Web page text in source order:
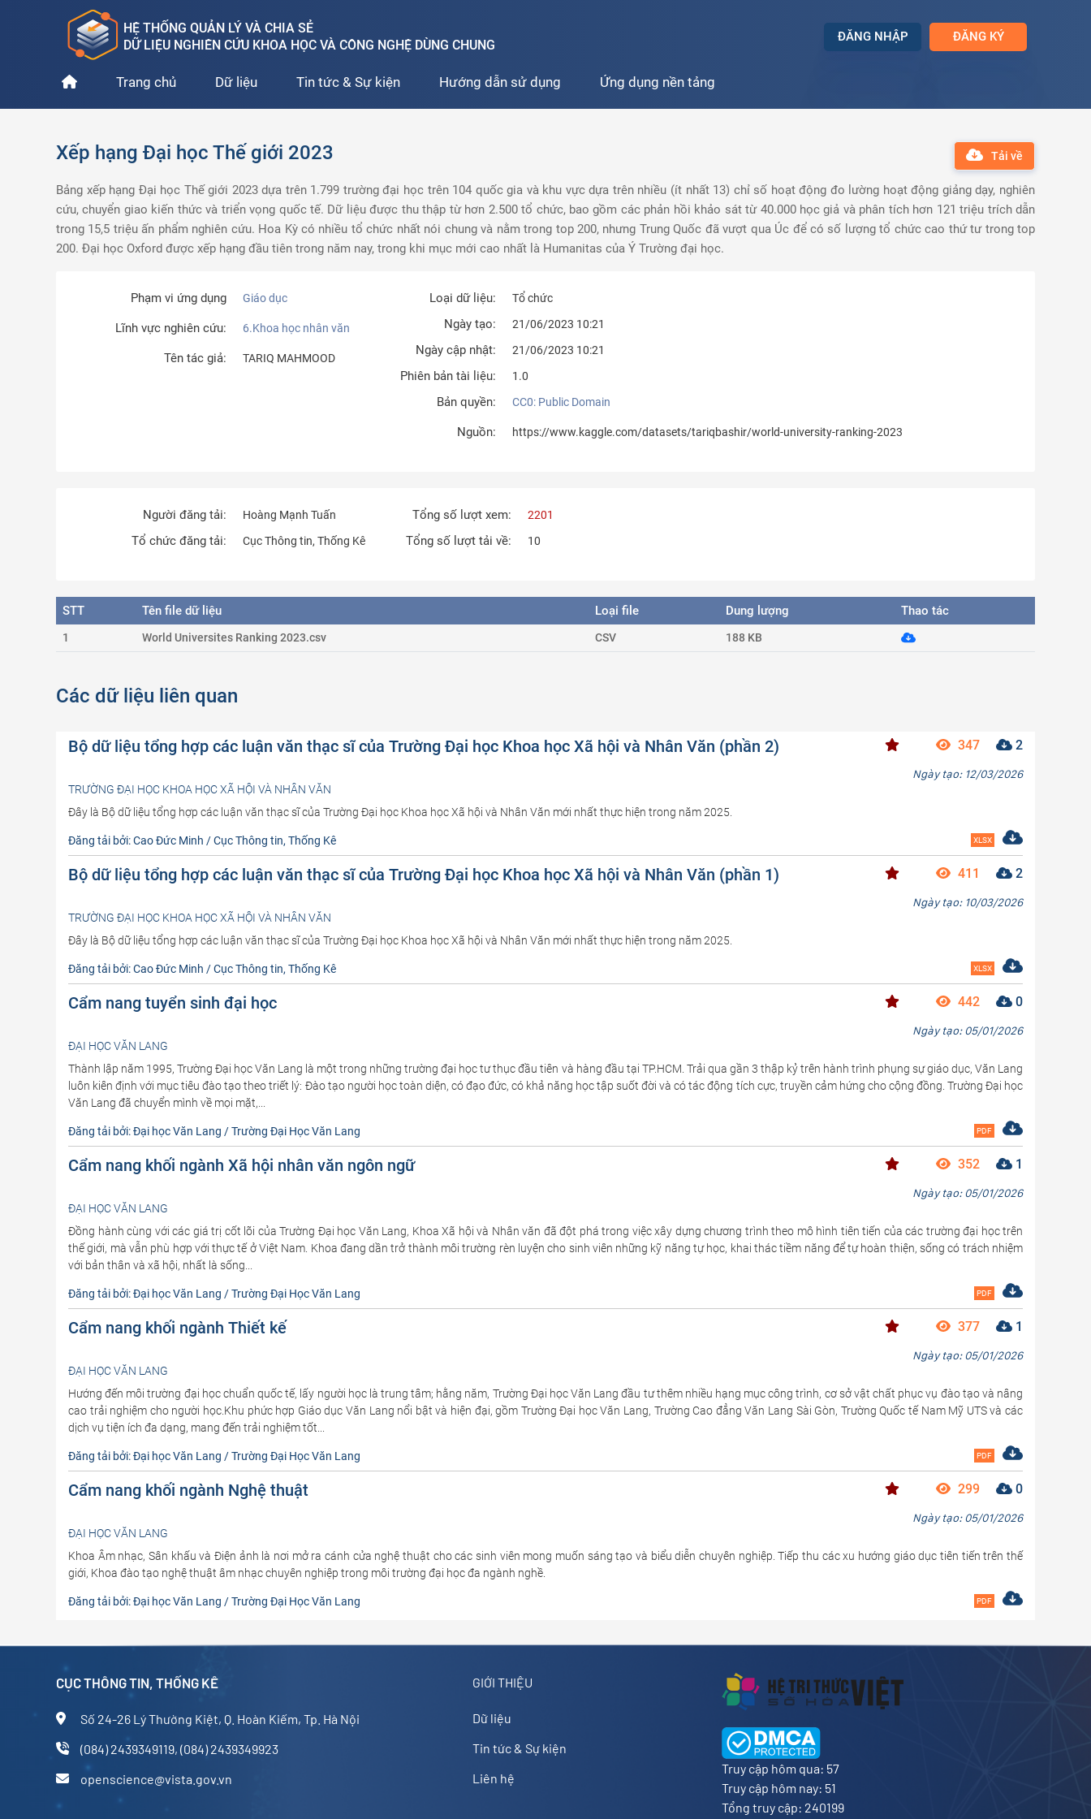
HỆ THỐNG QUẢN LÝ VÀ CHIA SẺ
DỮ LIỆU NGHIÊN CỨU KHOA HỌC VÀ CÔNG NGHỆ DÙNG CHUNG
ĐĂNG NHẬP ĐĂNG KÝ
Trang chủ Dữ liệu Tin tức & Sự kiện Hướng dẫn sử dụng Ứng dụng nền tảng
Xếp hạng Đại học Thế giới 2023 Tải về
Bảng xếp hạng Đại học Thế giới 2023 dựa trên 1.799 trường đại học trên 104 quốc gia và khu vực dựa trên nhiều (ít nhất 13) chỉ số hoạt động đo lường hoạt động giảng dạy, nghiên
cứu, chuyển giao kiến ​​thức và triển vọng quốc tế. Dữ liệu được thu thập từ hơn 2.500 tổ chức, bao gồm các phản hồi khảo sát từ 40.000 học giả và phân tích hơn 121 triệu trích dẫn
trong 15,5 triệu ấn phẩm nghiên cứu. Hoa Kỳ có nhiều tổ chức nhất nói chung và nằm trong top 200, nhưng Trung Quốc đã vượt qua Úc để có số lượng tổ chức cao thứ tư trong top
200. Đại học Oxford được xếp hạng đầu tiên trong năm nay, trong khi mục mới cao nhất là Humanitas của Ý Trường đại học.
Phạm vi ứng dụng Giáo dục
Lĩnh vực nghiên cứu: 6.Khoa học nhân văn
Tên tác giả: TARIQ MAHMOOD
Loại dữ liệu: Tổ chức
Ngày tạo: 21/06/2023 10:21
Ngày cập nhật: 21/06/2023 10:21
Phiên bản tài liệu: 1.0
Bản quyền: CC0: Public Domain
Nguồn: https://www.kaggle.com/datasets/tariqbashir/world-university-ranking-2023
Người đăng tải: Hoàng Mạnh Tuấn
Tổ chức đăng tải: Cục Thông tin, Thống Kê
Tổng số lượt xem: 2201
Tổng số lượt tải về: 10
STT Tên file dữ liệu Loại file Dung lượng Thao tác
1 World Universites Ranking 2023.csv CSV 188 KB
Các dữ liệu liên quan
Bộ dữ liệu tổng hợp các luận văn thạc sĩ của Trường Đại học Khoa học Xã hội và Nhân Văn (phần 2)
TRƯỜNG ĐẠI HỌC KHOA HỌC XÃ HỘI VÀ NHÂN VĂN
347 2
Ngày tạo: 12/03/2026
Đây là Bộ dữ liệu tổng hợp các luận văn thạc sĩ của Trường Đại học Khoa học Xã hội và Nhân Văn mới nhất thực hiện trong năm 2025.
Đăng tải bởi: Cao Đức Minh / Cục Thông tin, Thống Kê XLSX
Bộ dữ liệu tổng hợp các luận văn thạc sĩ của Trường Đại học Khoa học Xã hội và Nhân Văn (phần 1)
TRƯỜNG ĐẠI HỌC KHOA HỌC XÃ HỘI VÀ NHÂN VĂN
411 2
Ngày tạo: 10/03/2026
Đây là Bộ dữ liệu tổng hợp các luận văn thạc sĩ của Trường Đại học Khoa học Xã hội và Nhân Văn mới nhất thực hiện trong năm 2025.
Đăng tải bởi: Cao Đức Minh / Cục Thông tin, Thống Kê XLSX
Cẩm nang tuyển sinh đại học
ĐẠI HỌC VĂN LANG
442 0
Ngày tạo: 05/01/2026
Thành lập năm 1995, Trường Đại học Văn Lang là một trong những trường đại học tư thục đầu tiên và hàng đầu tại TP.HCM. Trải qua gần 3 thập kỷ trên hành trình phụng sự giáo dục, Văn Lang
luôn kiên định với mục tiêu đào tạo theo triết lý: Đào tạo người học toàn diện, có đạo đức, có khả năng học tập suốt đời và có tác động tích cực, truyền cảm hứng cho cộng đồng. Trường Đại học
Văn Lang đã chuyển mình về mọi mặt,...
Đăng tải bởi: Đại học Văn Lang / Trường Đại Học Văn Lang PDF
Cẩm nang khối ngành Xã hội nhân văn ngôn ngữ
ĐẠI HỌC VĂN LANG
352 1
Ngày tạo: 05/01/2026
Đồng hành cùng với các giá trị cốt lõi của Trường Đại học Văn Lang, Khoa Xã hội và Nhân văn đã đột phá trong việc xây dựng chương trình theo mô hình tiên tiến của các trường đại học trên
thế giới, mà vẫn phù hợp với thực tế ở Việt Nam. Khoa đang dần trở thành môi trường rèn luyện cho sinh viên những kỹ năng tự học, khai thác tiềm năng để tự hoàn thiện, sống có trách nhiệm
với bản thân và xã hội, nhất là sống...
Đăng tải bởi: Đại học Văn Lang / Trường Đại Học Văn Lang PDF
Cẩm nang khối ngành Thiết kế
ĐẠI HỌC VĂN LANG
377 1
Ngày tạo: 05/01/2026
Hướng đến môi trường đại học chuẩn quốc tế, lấy người học là trung tâm; hằng năm, Trường Đại học Văn Lang đầu tư thêm nhiều hạng mục công trình, cơ sở vật chất phục vụ đào tạo và nâng
cao trải nghiệm cho người học.Khu phức hợp Giáo dục Văn Lang nổi bật và hiện đại, gồm Trường Đại học Văn Lang, Trường Cao đẳng Văn Lang Sài Gòn, Trường Quốc tế Nam Mỹ UTS và các
dịch vụ tiện ích đa dạng, mang đến trải nghiệm tốt...
Đăng tải bởi: Đại học Văn Lang / Trường Đại Học Văn Lang PDF
Cẩm nang khối ngành Nghệ thuật
ĐẠI HỌC VĂN LANG
299 0
Ngày tạo: 05/01/2026
Khoa Âm nhạc, Sân khấu và Điện ảnh là nơi mở ra cánh cửa nghệ thuật cho các sinh viên mong muốn sáng tạo và biểu diễn chuyên nghiệp. Tiếp thu các xu hướng giáo dục tiên tiến trên thế
giới, Khoa đào tạo nghệ thuật âm nhạc chuyên nghiệp trong môi trường đại học đa ngành nghề.
Đăng tải bởi: Đại học Văn Lang / Trường Đại Học Văn Lang PDF
CỤC THÔNG TIN, THỐNG KÊ
Số 24-26 Lý Thường Kiệt, Q. Hoàn Kiếm, Tp. Hà Nội
(084) 2439349119, (084) 2439349923
openscience@vista.gov.vn
GIỚI THIỆU
Dữ liệu
Tin tức & Sự kiện
Liên hệ
Truy cập hôm qua: 57
Truy cập hôm nay: 51
Tổng truy cập: 240199